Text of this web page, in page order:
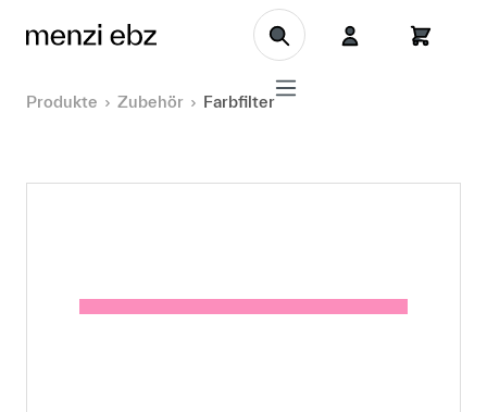
Zum Hauptinhalt springen
Produkte Zubehör Farbfilter